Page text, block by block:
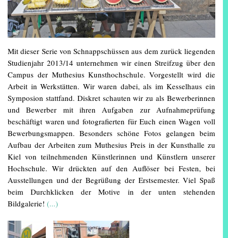
Mit dieser Serie von Schnappschüssen aus dem zurück liegenden
Studienjahr 2013/14 unternehmen wir einen Streifzug über den
Campus der Muthesius Kunsthochschule. Vorgestellt wird die
Arbeit in Werkstätten. Wir waren dabei, als im Kesselhaus ein
Symposion stattfand. Diskret schauten wir zu als Bewerberinnen
und Bewerber mit ihren Aufgaben zur Aufnahmeprüfung
beschäftigt waren und fotografierten für Euch einen Wagen voll
Bewerbungsmappen. Besonders schöne Fotos gelangen beim
Aufbau der Arbeiten zum Muthesius Preis in der Kunsthalle zu
Kiel von teilnehmenden Künstlerinnen und Künstlern unserer
Hochschule. Wir drückten auf den Auflöser bei Festen, bei
Ausstellungen und der Begrüßung der Erstsemester. Viel Spaß
beim Durchklicken der Motive in der unten stehenden
Bildgalerie! (...)